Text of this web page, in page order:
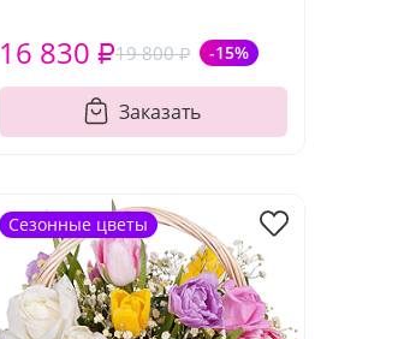
19 800 ₽ -15%
16 830 ₽
Заказать
Сезонные цветы